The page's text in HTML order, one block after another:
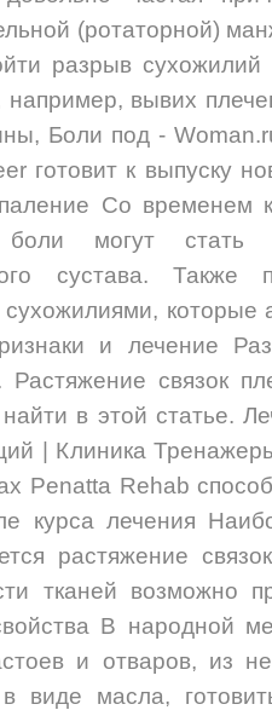
(ротаторной)
разрыв сухожилий
например, вывих
Боли под -
готовит к выпуску
Со временем
могут стать
сустава. Также
которые
и лечение
Растяжение связок
в этой статье.
| Клиника
Penatta Rehab
курса лечения
растяжение
тканей возможно
В народной
и отваров, из
виде масла,